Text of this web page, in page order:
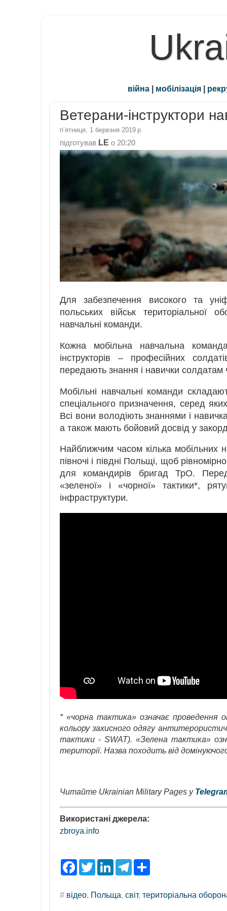
війна | мобілізація |
Ветерани-інструктори
пʼятниця, 1 березня 2019 р.
підготував LE о 20:20
Для забезпечення високого та
польських військ
навчальні команди.
Кожна мобільна навчальна
інструкторів – професійних
передають знання і навички солдатам
Мобільні навчальні команди
спеціального призначення, серед
Всі вони володіють знаннями і
а також мають бойовий досвід у
Найближчим часом кілька мобільних
півночі і півдні Польщі, щоб
для командирів бригад ТрО.
«зеленої» і «чорної» тактики*,
інфраструктури.
* «чорна тактика» означає проведення
кольору захисного одягу
тактики - SWAT). «Зелена тактика»
території. Назва походить від
Читайте Ukrainian Military Pages у
Використані джерела:
zbroya.info
F
a
b
T
w
t
L
e
T
g
e
# відео, Польща, світ, територіальна